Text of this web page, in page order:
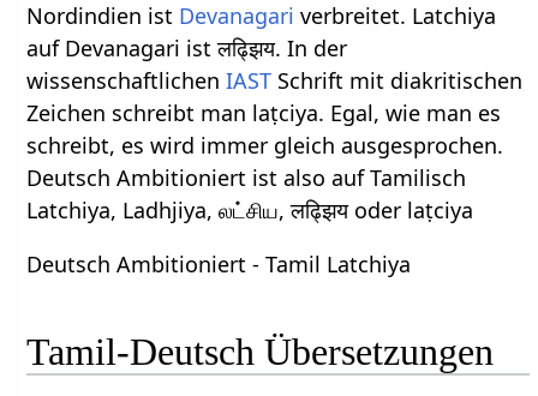
Nordindien ist Devanagari verbreitet. Latchiya
auf Devanagari ist लढ्झिय. In der
wissenschaftlichenIAST Schrift mit diakritischen
Zeichen schreibt man laṭciya. Egal, wie man es
schreibt, es wird immer gleich ausgesprochen.
Deutsch Ambitioniert ist also auf Tamilisch
Latchiya, Ladhjiya, லட்சிய, लढ्झिय oder laṭciya
Deutsch Ambitioniert - Tamil Latchiya
Tamil-Deutsch Übersetzungen